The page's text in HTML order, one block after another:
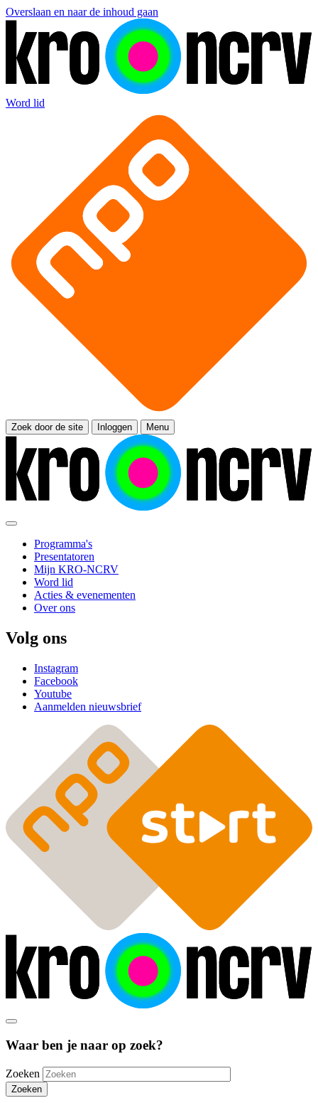
Overslaan en naar de inhoud gaan
Word lid
Zoek door de site Inloggen Menu
Programma's
Presentatoren
Mijn KRO-NCRV
Word lid
Acties & evenementen
Over ons
Volg ons
Instagram
Facebook
Youtube
Aanmelden nieuwsbrief
Waar ben je naar op zoek?
Zoeken
Zoeken